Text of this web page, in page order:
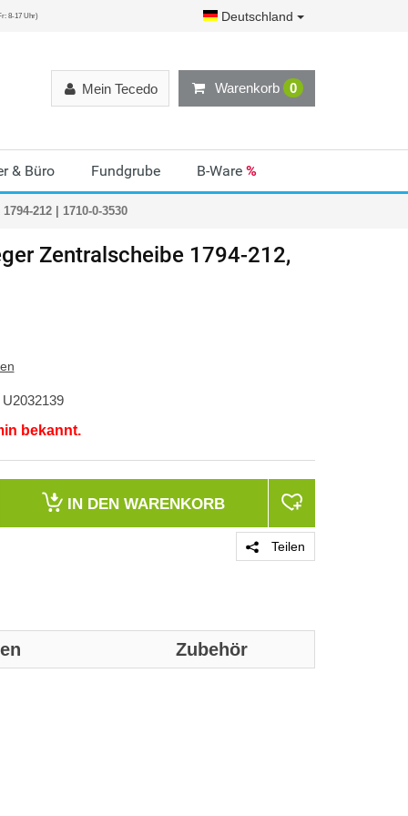
8-17 Uhr) Deutschland
Warenkorb 0
Mein Tecedo
& Büro Fundgrube B-Ware %
212 | 1710-0-3530
Zentralscheibe 1794-212,
U2032139
bekannt.
IN DEN WARENKORB
Teilen
Zubehör